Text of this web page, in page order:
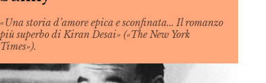
«Una storia d’amore epica e sconfinata... Il romanzo
più superbo di Kiran Desai» («The New York
Times»).